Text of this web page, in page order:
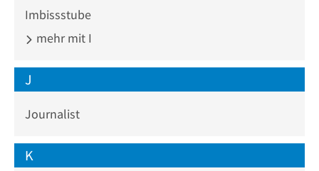
Imbissstube
mehr mit I
J
Journalist
K